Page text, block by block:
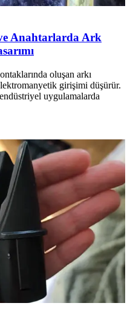
Anahtarlarda Ark
oluşan arkı
girişimi düşürür.
uygulamalarda